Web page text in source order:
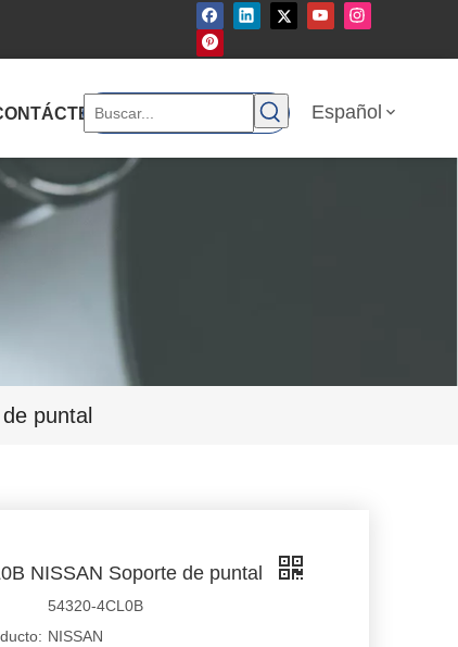
Español
puntal
NISSAN Soporte de puntal
54320-4CL0B
NISSAN